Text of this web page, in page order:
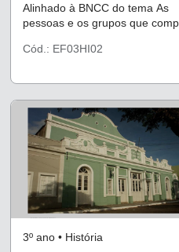
Alinhado à BNCC do tema As
pessoas e os grupos que
Cód.: EF03HI02
3º ano • História